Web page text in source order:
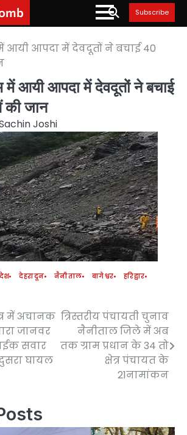
Subscribe
आयी आपदा में देवदूतों ने बचाई 40
में आयी आपदा में देवदूतों ने बचाई
जान
Joshi
देश देहरादून नैनीताल बागेश्वर
हरिद्वार
में अचानक
जानवर
सवार
घायल
त्रिस्तरीय पंचायती चुनाव
नैनीताल जिले में अब
तक ग्राम प्रधान के 34 तो
क्षेत्र पंचायत के
21नामांकन